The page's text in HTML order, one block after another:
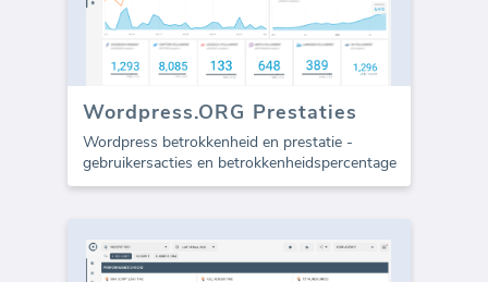
Wordpress.ORG Prestaties
Wordpress betrokkenheid en prestatie -
gebruikersacties en betrokkenheidspercentage